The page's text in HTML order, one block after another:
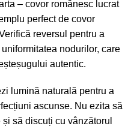
– covor românesc lucrat
perfect de covor
reversul pentru a
nodurilor, care
autentic.
lumină naturală pentru a
ascunse. Nu ezita să
să discuți cu vânzătorul